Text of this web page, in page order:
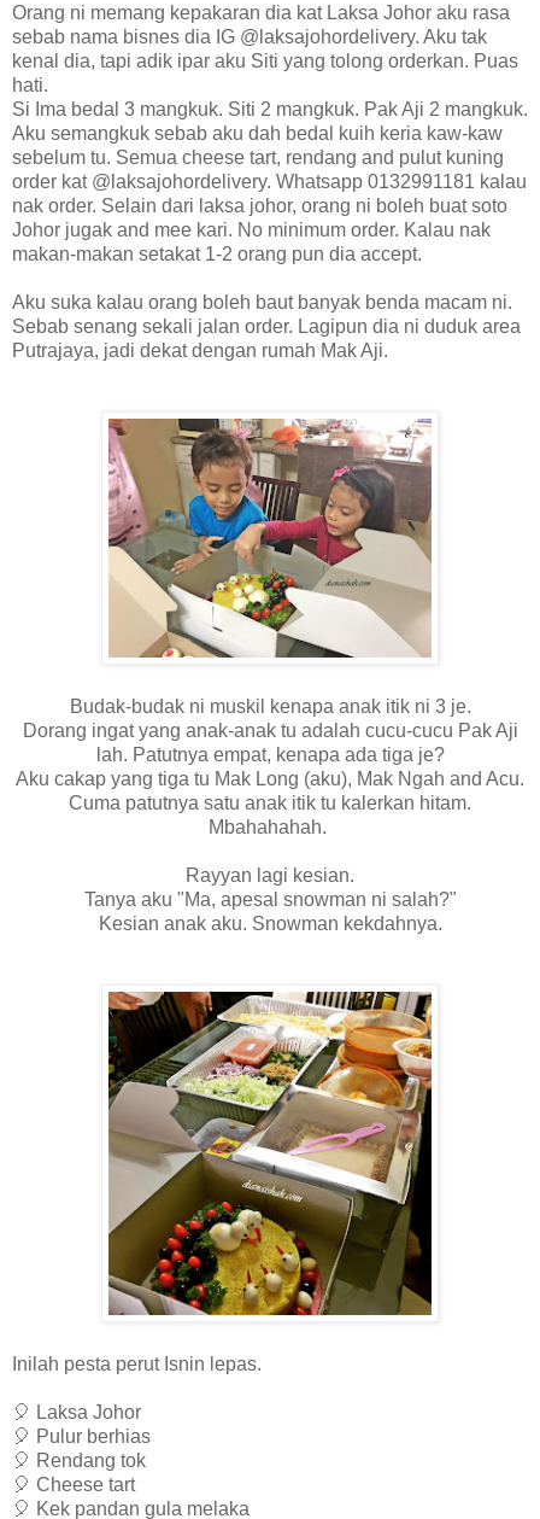
Orang ni memang kepakaran dia kat Laksa Johor aku rasa
sebab nama bisnes dia IG @laksajohordelivery. Aku tak
kenal dia, tapi adik ipar aku Siti yang tolong orderkan. Puas
hati.
Si Ima bedal 3 mangkuk. Siti 2 mangkuk. Pak Aji 2 mangkuk.
Aku semangkuk sebab aku dah bedal kuih keria kaw-kaw
sebelum tu. Semua cheese tart, rendang and pulut kuning
order kat @laksajohordelivery. Whatsapp 0132991181 kalau
nak order. Selain dari laksa johor, orang ni boleh buat soto
Johor jugak and mee kari. No minimum order. Kalau nak
makan-makan setakat 1-2 orang pun dia accept.
Aku suka kalau orang boleh baut banyak benda macam ni.
Sebab senang sekali jalan order. Lagipun dia ni duduk area
Putrajaya, jadi dekat dengan rumah Mak Aji.
Budak-budak ni muskil kenapa anak itik ni 3 je.
Dorang ingat yang anak-anak tu adalah cucu-cucu Pak Aji
lah. Patutnya empat, kenapa ada tiga je?
Aku cakap yang tiga tu Mak Long (aku), Mak Ngah and Acu.
Cuma patutnya satu anak itik tu kalerkan hitam.
Mbahahahah.
Rayyan lagi kesian.
Tanya aku "Ma, apesal snowman ni salah?"
Kesian anak aku. Snowman kekdahnya.
Inilah pesta perut Isnin lepas.
🎈 Laksa Johor
🎈 Pulur berhias
🎈 Rendang tok
🎈 Cheese tart
🎈 Kek pandan gula melaka